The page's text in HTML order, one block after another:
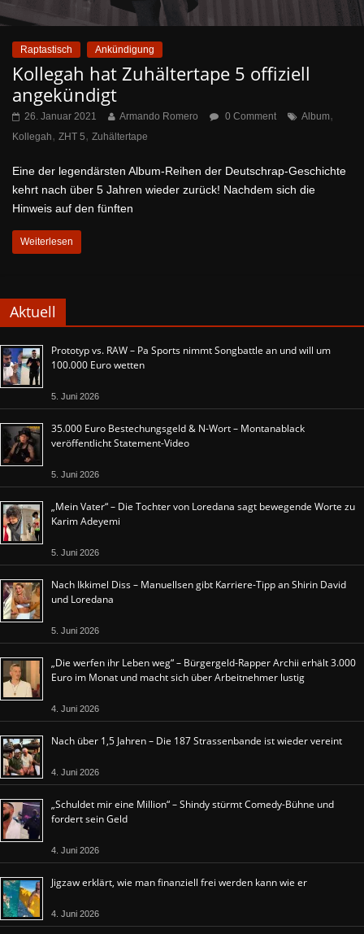
Raptastisch Ankündigung
Kollegah hat Zuhältertape 5 offiziell
angekündigt
26. Januar 2021 Armando Romero 0 Comment Album,
Kollegah, ZHT 5, Zuhältertape
Eine der legendärsten Album-Reihen der Deutschrap-Geschichte
kehrt nach über 5 Jahren wieder zurück! Nachdem sich die
Hinweis auf den fünften
Weiterlesen
Aktuell
Prototyp vs. RAW – Pa Sports nimmt Songbattle an und will um
100.000 Euro wetten
5. Juni 2026
35.000 Euro Bestechungsgeld & N-Wort – Montanablack
veröffentlicht Statement-Video
5. Juni 2026
„Mein Vater“ – Die Tochter von Loredana sagt bewegende Worte zu
Karim Adeyemi
5. Juni 2026
Nach Ikkimel Diss – Manuellsen gibt Karriere-Tipp an Shirin David
und Loredana
5. Juni 2026
„Die werfen ihr Leben weg“ – Bürgergeld-Rapper Archii erhält 3.000
Euro im Monat und macht sich über Arbeitnehmer lustig
4. Juni 2026
Nach über 1,5 Jahren – Die 187 Strassenbande ist wieder vereint
4. Juni 2026
„Schuldet mir eine Million“ – Shindy stürmt Comedy-Bühne und
fordert sein Geld
4. Juni 2026
Jigzaw erklärt, wie man finanziell frei werden kann wie er
4. Juni 2026